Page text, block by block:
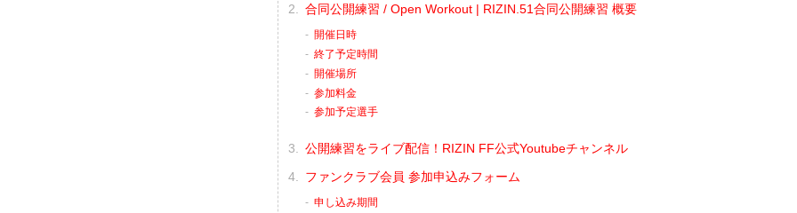
合同公開練習 / Open Workout | RIZIN.51合同公開練習 概要
開催日時
終了予定時間
開催場所
参加料金
参加予定選手
公開練習をライブ配信！RIZIN FF公式Youtubeチャンネル
ファンクラブ会員 参加申込みフォーム
申し込み期間